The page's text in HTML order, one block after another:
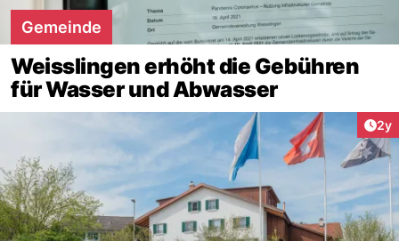
Gemeinde
Weisslingen erhöht die Gebühren
für Wasser und Abwasser
2y